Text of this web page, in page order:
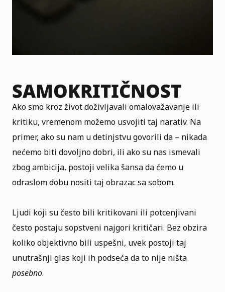
SAMOKRITIČNOST
Ako smo kroz život doživljavali omalovažavanje ili
kritiku, vremenom možemo usvojiti taj narativ. Na
primer, ako su nam u detinjstvu govorili da – nikada
nećemo biti dovoljno dobri, ili ako su nas ismevali
zbog ambicija, postoji velika šansa da ćemo u
odraslom dobu nositi taj obrazac sa sobom.
Ljudi koji su često bili kritikovani ili potcenjivani
često postaju sopstveni najgori kritičari. Bez obzira
koliko objektivno bili uspešni, uvek postoji taj
unutrašnji glas koji ih podseća da to nije ništa
posebno.